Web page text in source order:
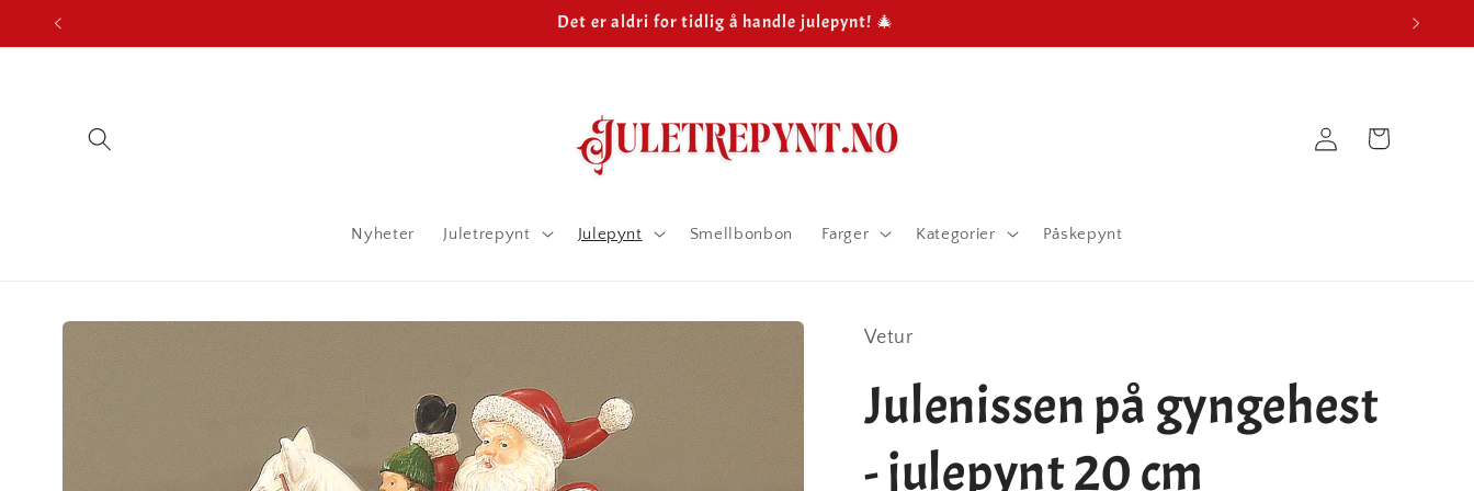
videre til
innholdet
Det er aldri for tidlig å handle julepynt! 🎄
Nyheter Juletrepynt Julepynt Smellbonbon Farger Kategorier Påskepynt
Logg
inn
Handlekurv
Hopp til
produktinformasjon
Vetur
Julenissen på gyngehest
- julepynt 20 cm